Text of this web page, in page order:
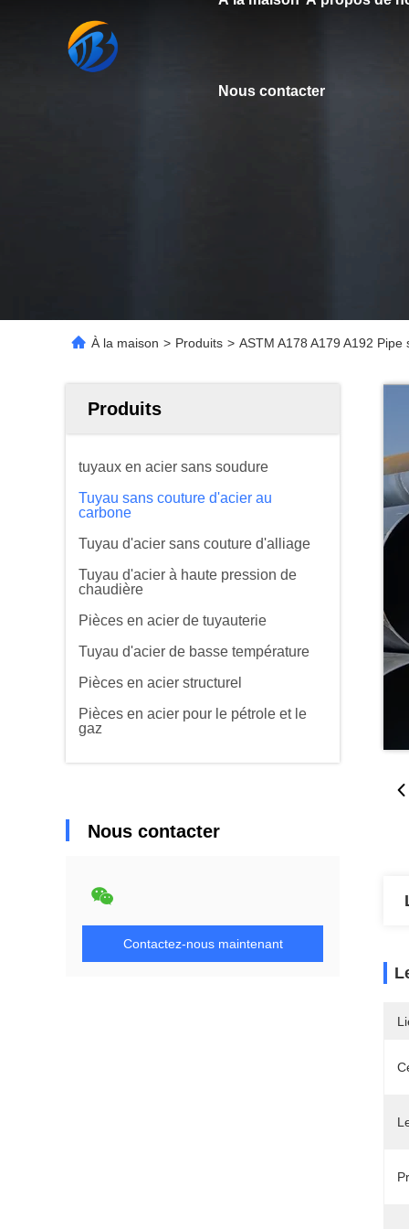
Nous contacter
À la maison > Produits > ASTM A178 A179 A192
Produits
tuyaux en acier sans soudure
Tuyau sans couture d'acier au
carbone
Tuyau d'acier sans couture d'alliage
Tuyau d'acier à haute pression de
chaudière
Pièces en acier de tuyauterie
Tuyau d'acier de basse température
Pièces en acier structurel
Pièces en acier pour le pétrole et le
gaz
Nous contacter
Contactez-nous maintenant